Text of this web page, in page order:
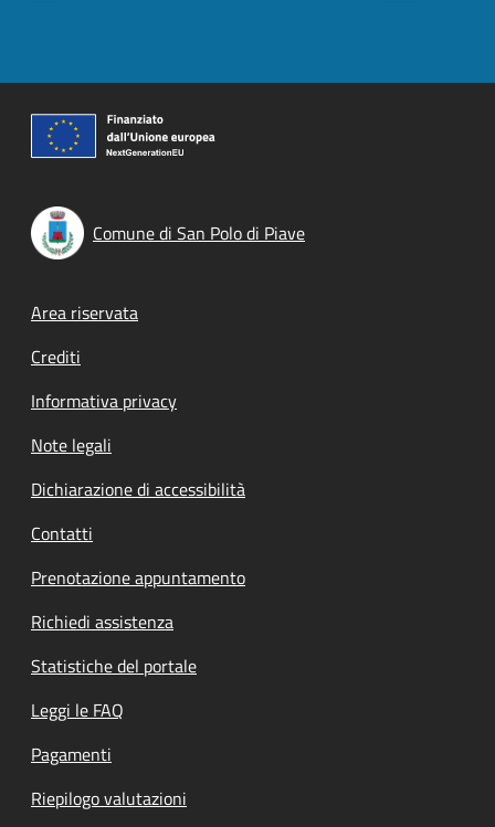
Comune di San Polo di Piave
Footer menu
Area riservata
Crediti
Informativa privacy
Note legali
Dichiarazione di accessibilità
Contatti
Prenotazione appuntamento
Richiedi assistenza
Statistiche del portale
Leggi le FAQ
Pagamenti
Riepilogo valutazioni